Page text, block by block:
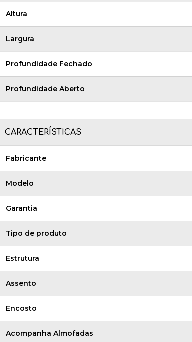
Altura
Largura
Profundidade Fechado
Profundidade Aberto
CARACTERÍSTICAS
Fabricante
Modelo
Garantia
Tipo de produto
Estrutura
Assento
Encosto
Acompanha Almofadas